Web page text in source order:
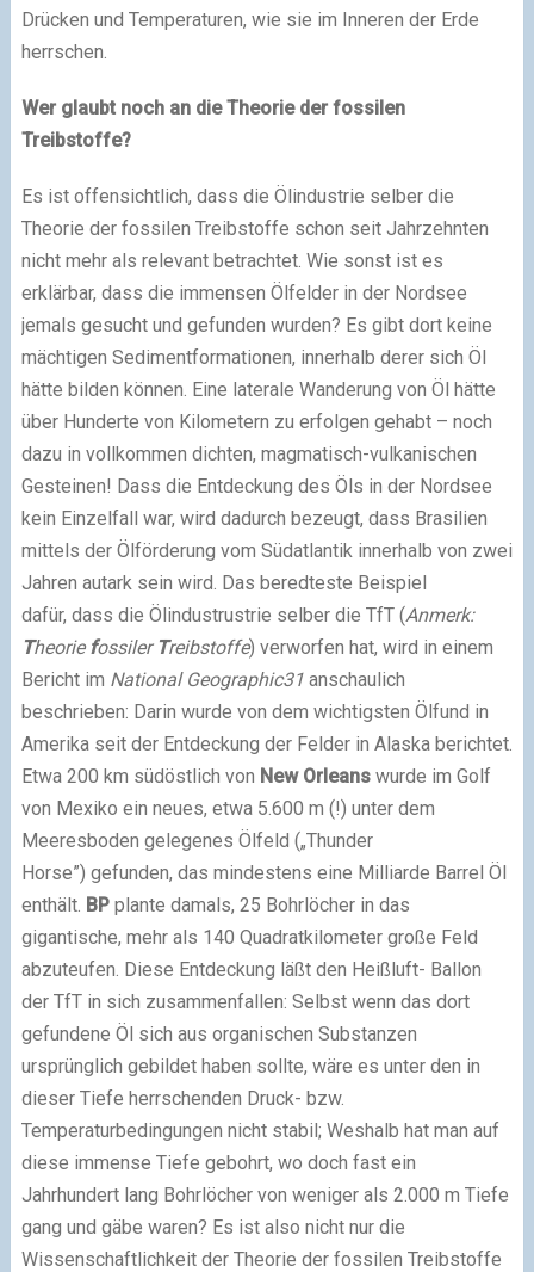
Drücken und Temperaturen, wie sie im Inneren der Erde
herrschen.
Wer glaubt noch an die Theorie der fossilen
Treibstoffe?
Es ist offensichtlich, dass die Ölindustrie selber die
Theorie der fossilen Treibstoffe schon seit Jahrzehnten
nicht mehr als relevant betrachtet. Wie sonst ist es
erklärbar, dass die immensen Ölfelder in der Nordsee
jemals gesucht und gefunden wurden? Es gibt dort keine
mächtigen Sedimentformationen, innerhalb derer sich Öl
hätte bilden können. Eine laterale Wanderung von Öl hätte
über Hunderte von Kilometern zu erfolgen gehabt – noch
dazu in vollkommen dichten, magmatisch-vulkanischen
Gesteinen! Dass die Entdeckung des Öls in der Nordsee
kein Einzelfall war, wird dadurch bezeugt, dass Brasilien
mittels der Ölförderung vom Südatlantik innerhalb von zwei
Jahren autark sein wird. Das beredteste Beispiel
dafür, dass die Ölindustrustrie selber die TfT (Anmerk:
Theorie fossiler Treibstoffe) verworfen hat, wird in einem
Bericht im National Geographic31anschaulich
beschrieben: Darin wurde von dem wichtigsten Ölfund in
Amerika seit der Entdeckung der Felder in Alaska berichtet.
Etwa 200 km südöstlich von New Orleanswurde im Golf
von Mexiko ein neues, etwa 5.600 m (!) unter dem
Meeresboden gelegenes Ölfeld („Thunder
Horse”) gefunden, das mindestens eine Milliarde Barrel Öl
enthält. BPplante damals, 25 Bohrlöcher in das
gigantische, mehr als 140 Quadratkilometer große Feld
abzuteufen. Diese Entdeckung läßt den Heißluft- Ballon
der TfT in sich zusammenfallen: Selbst wenn das dort
gefundene Öl sich aus organischen Substanzen
ursprünglich gebildet haben sollte, wäre es unter den in
dieser Tiefe herrschenden Druck- bzw.
Temperaturbedingungen nicht stabil; Weshalb hat man auf
diese immense Tiefe gebohrt, wo doch fast ein
Jahrhundert lang Bohrlöcher von weniger als 2.000 m Tiefe
gang und gäbe waren? Es ist also nicht nur die
Wissenschaftlichkeit der Theorie der fossilen Treibstoffe